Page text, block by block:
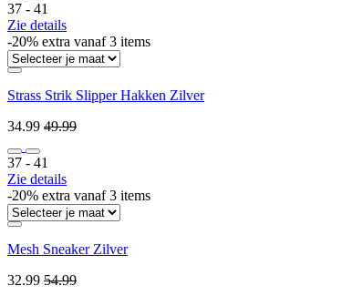
37 ‐ 41
Zie details
-20% extra vanaf 3 items
Strass Strik Slipper Hakken Zilver
34.99 49.99
37 ‐ 41
Zie details
-20% extra vanaf 3 items
Mesh Sneaker Zilver
32.99 54.99